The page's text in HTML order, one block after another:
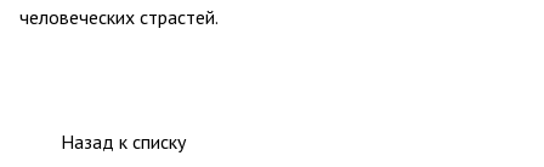
человеческих страстей.
Назад к списку